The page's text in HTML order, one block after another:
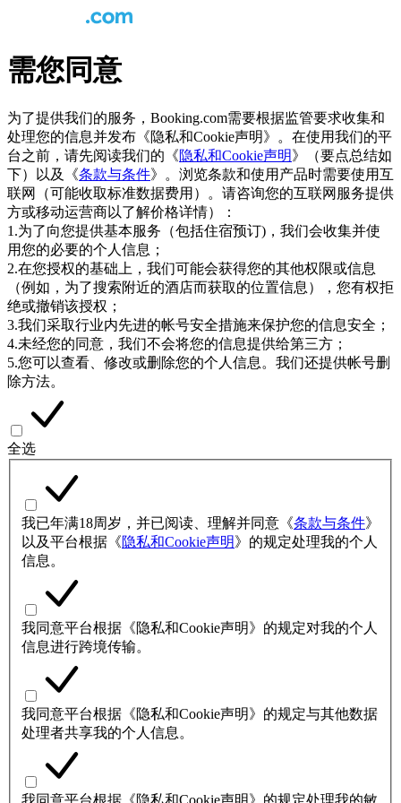
需您同意
为了提供我们的服务，Booking.com需要根据监管要求收集和
处理您的信息并发布《隐私和Cookie声明》。在使用我们的平
台之前，请先阅读我们的《隐私和Cookie声明》（要点总结如
下）以及《条款与条件》。浏览条款和使用产品时需要使用互
联网（可能收取标准数据费用）。请咨询您的互联网服务提供
方或移动运营商以了解价格详情）：
1.为了向您提供基本服务（包括住宿预订)，我们会收集并使
用您的必要的个人信息；
2.在您授权的基础上，我们可能会获得您的其他权限或信息
（例如，为了搜索附近的酒店而获取的位置信息），您有权拒
绝或撤销该授权；
3.我们采取行业内先进的帐号安全措施来保护您的信息安全；
4.未经您的同意，我们不会将您的信息提供给第三方；
5.您可以查看、修改或删除您的个人信息。我们还提供帐号删
除方法。
全选
我已年满18周岁，并已阅读、理解并同意《条款与条件》
以及平台根据《隐私和Cookie声明》的规定处理我的个人
信息。
我同意平台根据《隐私和Cookie声明》的规定对我的个人
信息进行跨境传输。
我同意平台根据《隐私和Cookie声明》的规定与其他数据
处理者共享我的个人信息。
我同意平台根据《隐私和Cookie声明》的规定处理我的敏